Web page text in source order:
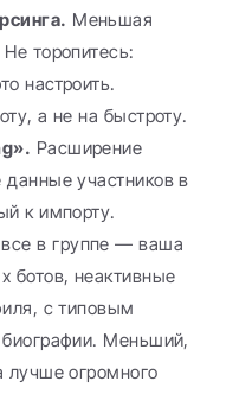
Меньшая
торопитесь:
настроить.
а не на быстроту.
Расширение
участников в
к импорту.
в группе — ваша
ботов, неактивные
с типовым
Меньший,
лучше огромного